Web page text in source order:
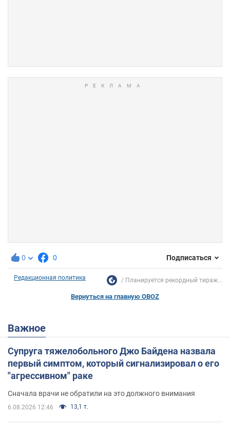
0 0 Подписаться
Редакционная политика Планируется рекордный тираж...
Вернуться на главную OBOZ
Важное
Супруга тяжелобольного Джо Байдена назвала
первый симптом, который сигнализировал о его
"агрессивном" раке
Сначала врачи не обратили на это должного внимания
6.08.2026 12:46 13,1 т.